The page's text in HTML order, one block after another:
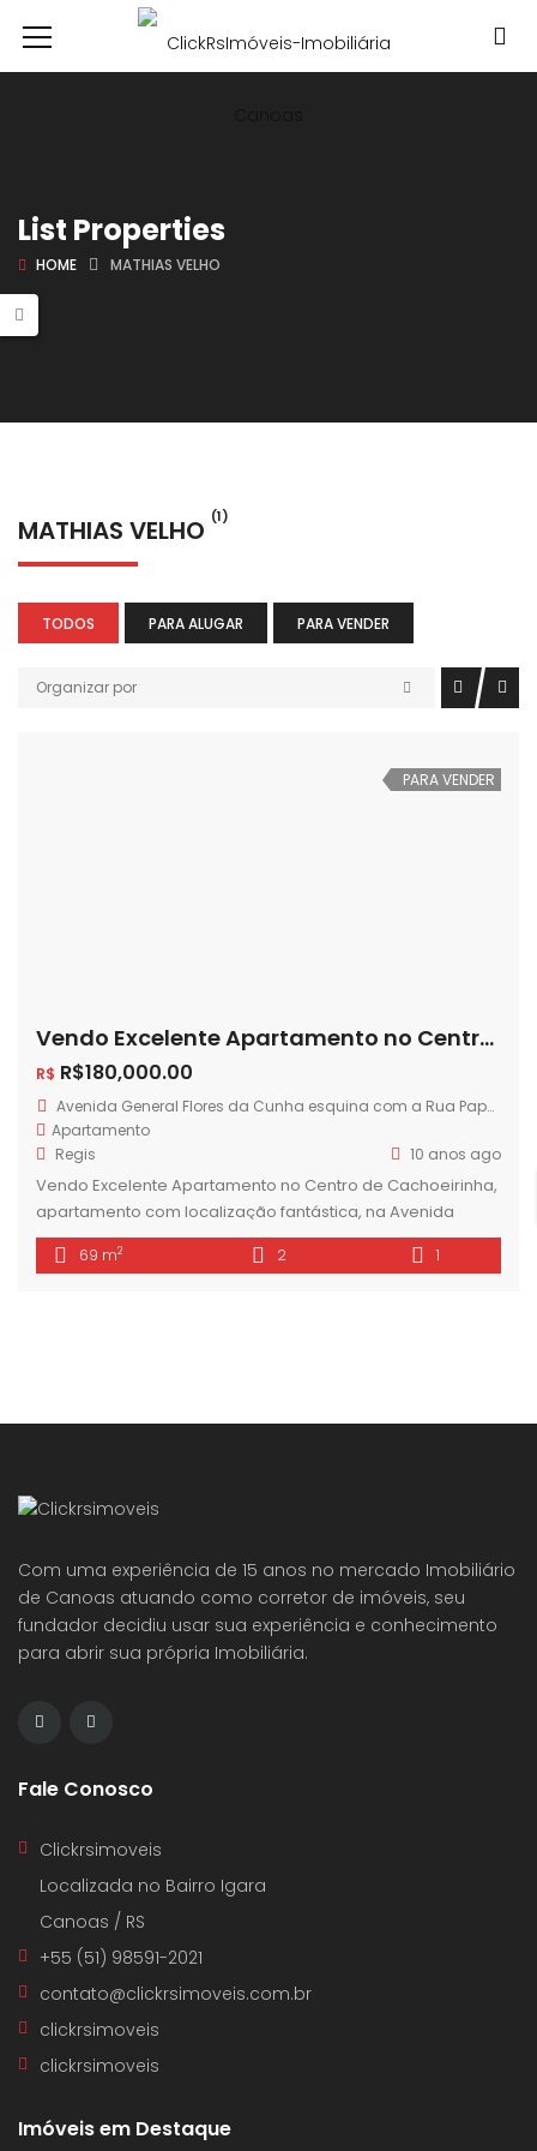
List Properties
HOME MATHIAS VELHO
MATHIAS VELHO (1)
TODOS PARA ALUGAR PARA VENDER
Organizar por
PARA VENDER
Vendo Excelente Apartamento no Centro de Cachoeirinha
R$ R$180,000.00
Avenida General Flores da Cunha esquina com a Rua Papa João XXIII
Apartamento
Regis
10 anos ago
Vendo Excelente Apartamento no Centro de Cachoeirinha,
apartamento com localização fantástica, na Avenida
General Flores da Cunha esquina com a Rua Papa João
XXIII. Apartamento amplo, com 68,70 m2 de área privativa,
69 m2 2 1
Com uma experiência de 15 anos no mercado Imobiliário
de Canoas atuando como corretor de imóveis, seu
fundador decidiu usar sua experiência e conhecimento
para abrir sua própria Imobiliária.
Fale Conosco
Clickrsimoveis
Localizada no Bairro Igara
Canoas / RS
+55 (51) 98591-2021
contato@clickrsimoveis.com.br
clickrsimoveis
clickrsimoveis
Imóveis em Destaque